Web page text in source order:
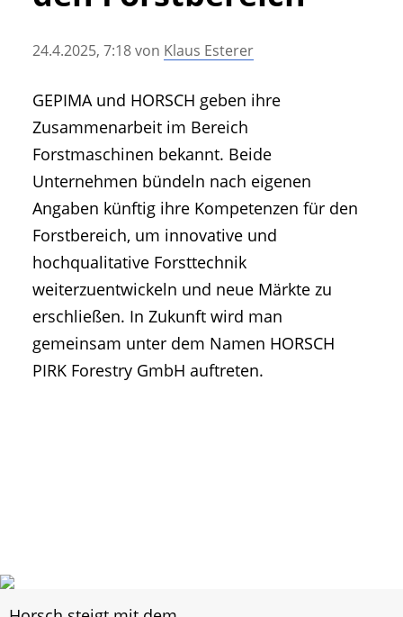
• Messen und Veranstaltungen
• Agritechnica Neuheiten Archiv
• Artikel nach Hersteller/Marke
24.4.2025, 7:18von Klaus Esterer
GEPIMA und HORSCH geben ihre
Zusammenarbeit im Bereich
Forstmaschinen bekannt. Beide
Unternehmen bündeln nach eigenen
Angaben künftig ihre Kompetenzen für den
Forstbereich, um innovative und
hochqualitative Forsttechnik
weiterzuentwickeln und neue Märkte zu
erschließen. In Zukunft wird man
gemeinsam unter dem Namen HORSCH
PIRK Forestry GmbH auftreten.